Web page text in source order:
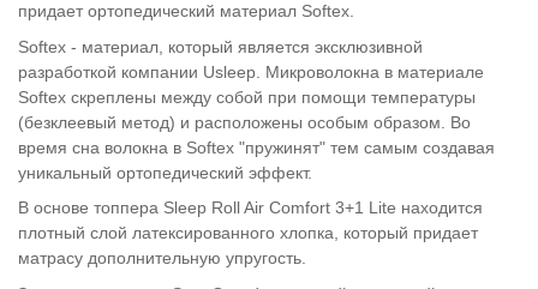
придает ортопедический материал Softex.
Softex - материал, который является эксклюзивной
разработкой компании Usleep. Микроволокна в материале
Softex скреплены между собой при помощи температуры
(безклеевый метод) и расположены особым образом. Во
время сна волокна в Softex "пружинят" тем самым создавая
уникальный ортопедический эффект.
В основе топпера Sleep Roll Air Comfort 3+1 Lite находится
плотный слой латексированного хлопка, который придает
матрасу дополнительную упругость.